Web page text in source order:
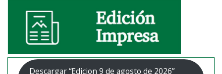
Descargar “Edicion 9 de agosto de 2026”